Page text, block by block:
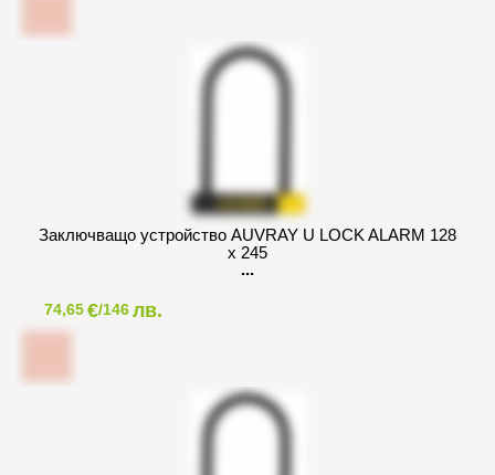
Заключващо устройство AUVRAY U LOCK ALARM 128
x 245
74,65€/146лв.